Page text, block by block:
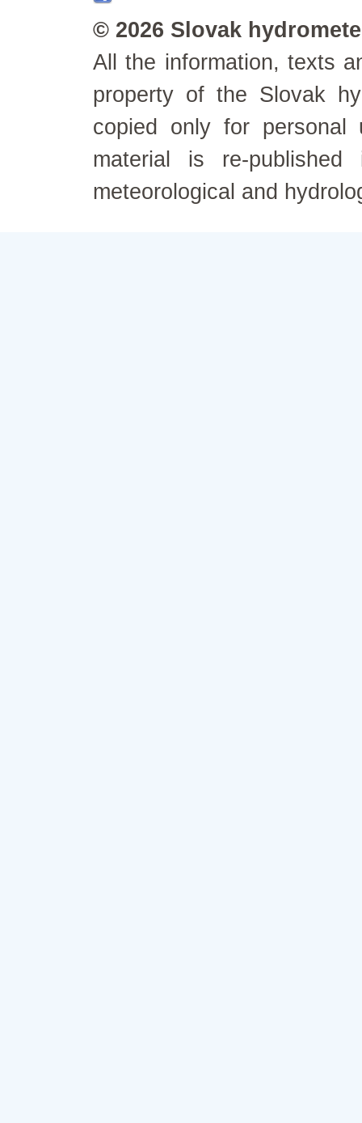
© 2026 Slovak
All the information, texts
property of the Slovak
copied only for personal
material is re-
meteorological and